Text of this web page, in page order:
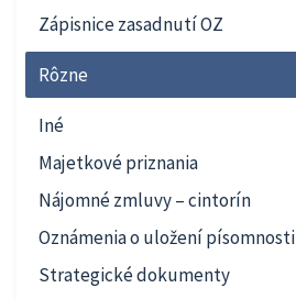
Zápisnice zasadnutí OZ
Rôzne
Iné
Majetkové priznania
Nájomné zmluvy – cintorín
Oznámenia o uložení písomnosti
Strategické dokumenty